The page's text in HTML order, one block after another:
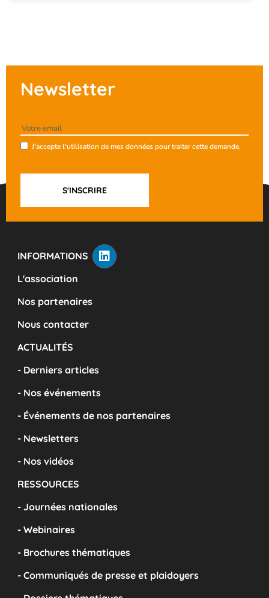
Newsletter
J'accepte l'utilisation de mes données pour traiter cette demande.
INFORMATIONS
L'association
Nos partenaires
Nous contacter
ACTUALITÉS
- Derniers articles
- Nos événements
- Événements de nos partenaires
- Newsletters
- Nos vidéos
RESSOURCES
- Journées nationales
- Webinaires
- Brochures thématiques
- Communiqués de presse et plaidoyers